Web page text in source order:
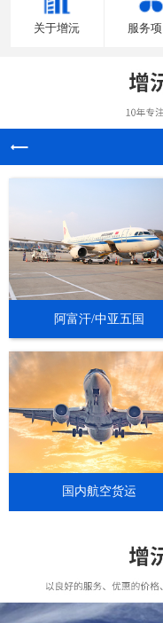
关于增沅 服务
阿富汗/中亚五国
国内航空货运